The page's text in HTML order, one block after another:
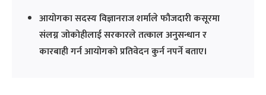
आयोगका सदस्य विज्ञानराज शर्माले फौजदारी कसूरमा
संलग्न जोकोहीलाई सरकारले तत्काल अनुसन्धान र
कारबाही गर्न आयोगको प्रतिवेदन कुर्न नपर्ने बताए।